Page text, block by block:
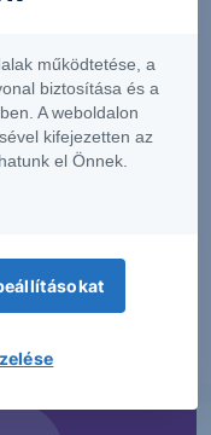
működtetése, a
biztosítása és a
A weboldalon
kifejezetten az
el Önnek.